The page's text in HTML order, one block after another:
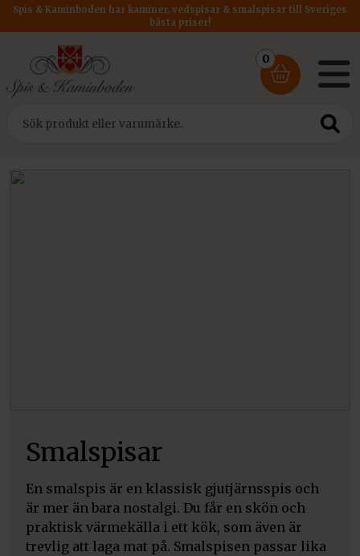
Spis & Kaminboden har kaminer, vedspisar & smalspisar till Sveriges
bästa priser!
0
Smalspisar
En smalspis är en klassisk gjutjärnsspis och
är mer än bara nostalgi. Du får en skön och
praktisk värmekälla i ett kök, som även är
trevlig att laga mat på. Smalspisen passar lika